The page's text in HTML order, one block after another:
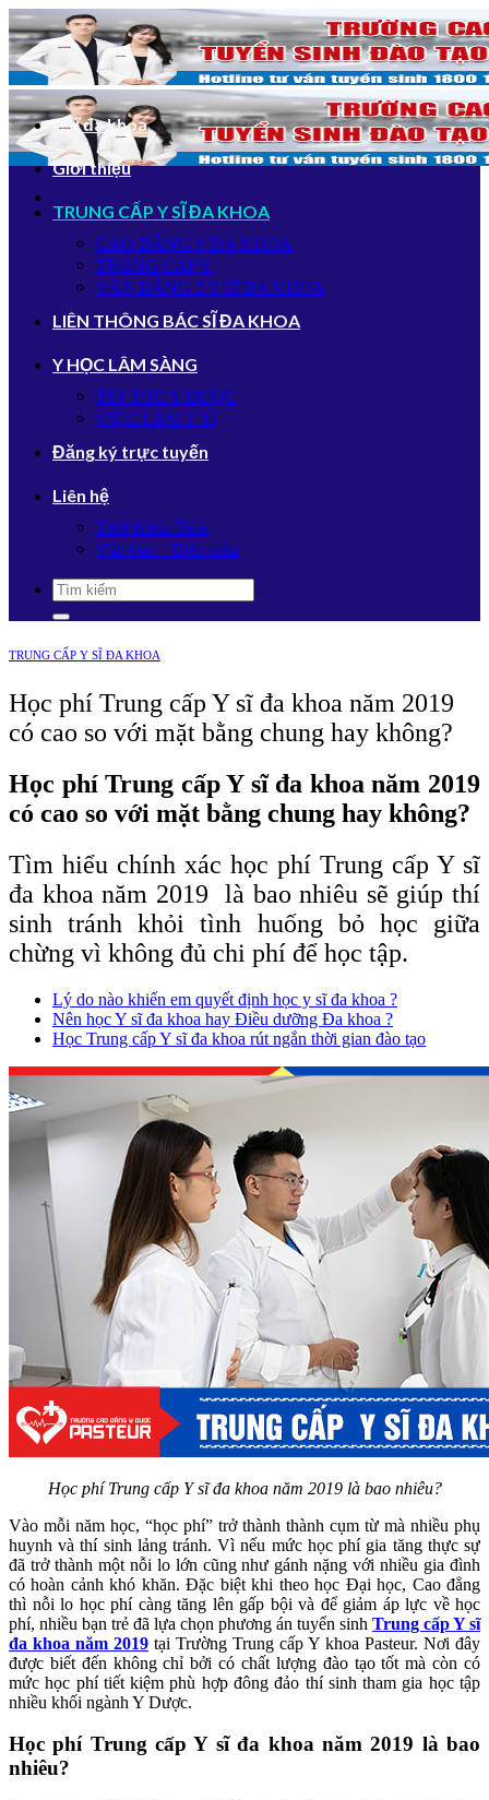
Bỏ
qua
nội
dung
Y sĩ đa khoa
Giới thiệu
TRUNG CẤP Y SĨ ĐA KHOA
CAO ĐẲNG Y ĐA KHOA
TRUNG CẤP Y
VĂN BẰNG 2 Y SĨ ĐA KHOA
LIÊN THÔNG BÁC SĨ ĐA KHOA
Y HỌC LÂM SÀNG
TIN TỨC Y DƯỢC
VIỆC LÀM Y SĨ
Đăng ký trực tuyến
Liên hệ
Thời Khóa Biểu
Văn bản – Biểu mẫu
TRUNG CẤP Y SĨ ĐA KHOA
Học phí Trung cấp Y sĩ đa khoa năm 2019
có cao so với mặt bằng chung hay không?
Học phí Trung cấp Y sĩ đa khoa năm 2019
có cao so với mặt bằng chung hay không?
Tìm hiểu chính xác học phí Trung cấp Y sĩ
đa khoa năm 2019 là bao nhiêu sẽ giúp thí
sinh tránh khỏi tình huống bỏ học giữa
chừng vì không đủ chi phí để học tập.
Lý do nào khiến em quyết định học y sĩ đa khoa ?
Nên học Y sĩ đa khoa hay Điều dưỡng Đa khoa ?
Học Trung cấp Y sĩ đa khoa rút ngắn thời gian đào tạo
Học phí Trung cấp Y sĩ đa khoa năm 2019 là bao nhiêu?
Vào mỗi năm học, “học phí” trở thành thành cụm từ mà nhiều phụ
huynh và thí sinh lảng tránh. Vì nếu mức học phí gia tăng thực sự
đã trở thành một nỗi lo lớn cũng như gánh nặng với nhiều gia đình
có hoàn cảnh khó khăn. Đặc biệt khi theo học Đại học, Cao đẳng
thì nỗi lo học phí càng tăng lên gấp bội và để giảm áp lực về học
phí, nhiều bạn trẻ đã lựa chọn phương án tuyển sinh Trung cấp Y sĩ
đa khoa năm 2019 tại Trường Trung cấp Y khoa Pasteur. Nơi đây
được biết đến không chỉ bởi có chất lượng đào tạo tốt mà còn có
mức học phí tiết kiệm phù hợp đông đảo thí sinh tham gia học tập
nhiều khối ngành Y Dược.
Học phí Trung cấp Y sĩ đa khoa năm 2019 là bao
nhiêu?